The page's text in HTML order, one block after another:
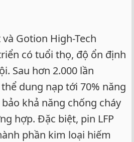
và Gotion High-Tech
có tuổi thọ, độ ổn định
Sau hơn 2.000 lần
dung nạp tới 70% năng
khả năng chống cháy
hợp. Đặc biệt, pin LFP
phần kim loại hiếm